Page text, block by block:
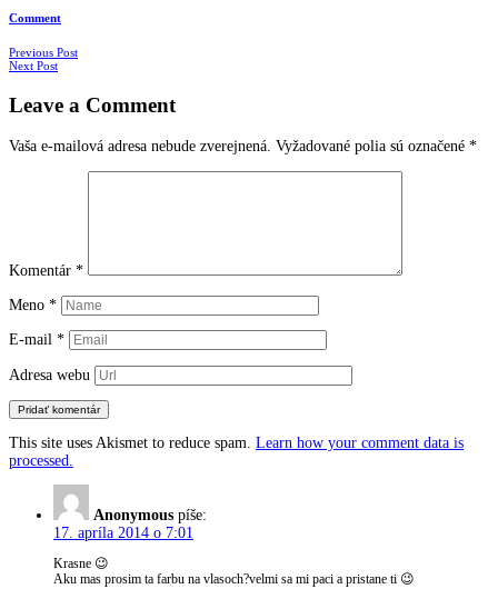
Comment
Navigácia
článkoch
Previous Post
Next Post
Leave a Comment
Vaša e-mailová adresa nebude zverejnená. Vyžadované polia sú označené *
Komentár *
Meno *
E-mail *
Adresa webu
This site uses Akismet to reduce spam. Learn how your comment data is
processed.
Anonymous píše:
17. apríla 2014 o 7:01
Krasne 😉
Aku mas prosim ta farbu na vlasoch?velmi sa mi paci a pristane ti 😉